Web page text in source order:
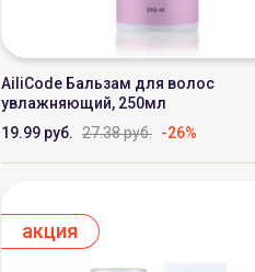
AiliCode Бальзам для волос
увлажняющий, 250мл
19.99 руб. 27.38 руб. -26%
aкция